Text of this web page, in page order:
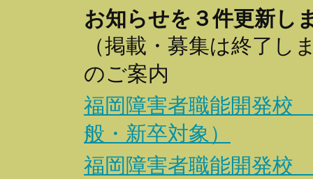
お知らせを３件更新し
（掲載・募集は終了し
のご案内
福岡障害者職能開発
般・新卒対象）
福岡障害者職能開発